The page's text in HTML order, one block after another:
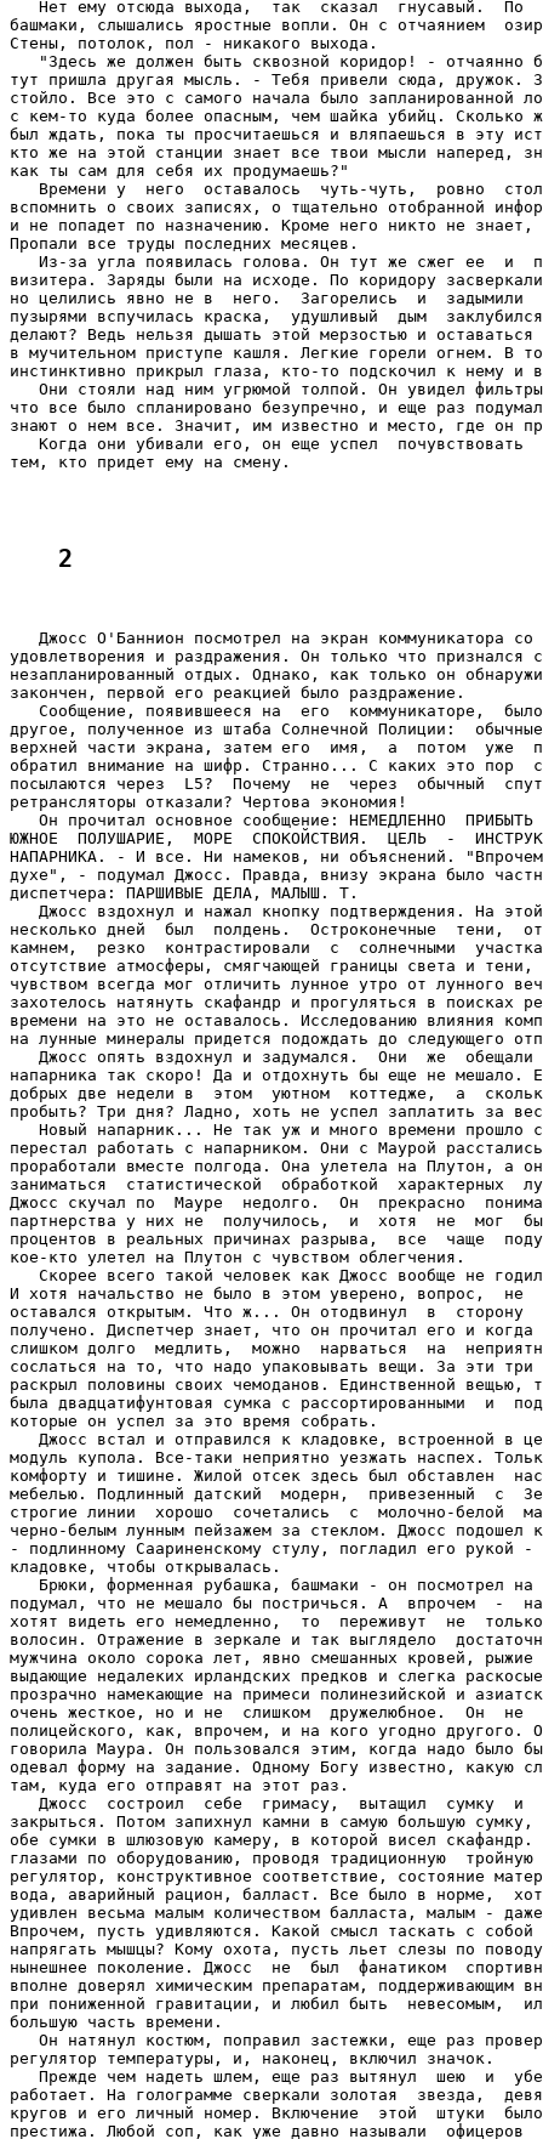
Нет ему отсюда выхода,  так  сказал  гнусавый.  По
башмаки, слышались яростные вопли. Он с отчаянием
Стены, потолок, пол - никакого выхода.
"Здесь же должен быть сквозной коридор! - отчаянно
тут пришла другая мысль. - Тебя привели сюда, дружок.
стойло. Все это с самого начала было запланированной
с кем-то куда более опасным, чем шайка убийц. Сколько
был ждать, пока ты просчитаешься и вляпаешься в эту
кто же на этой станции знает все твои мысли наперед,
как ты сам для себя их продумаешь?"
Времени у  него  оставалось  чуть-чуть,  ровно
вспомнить о своих записях, о тщательно отобранной
и не попадет по назначению. Кроме него никто не
Пропали все труды последних месяцев.
Из-за угла появилась голова. Он тут же сжег ее  и
визитера. Заряды были на исходе. По коридору
но целились явно не в  него.  Загорелись  и  задымили
пузырями вспучилась краска,  удушливый  дым
делают? Ведь нельзя дышать этой мерзостью и
в мучительном приступе кашля. Легкие горели огнем. В
инстинктивно прикрыл глаза, кто-то подскочил к нему и
Они стояли над ним угрюмой толпой. Он увидел
что все было спланировано безупречно, и еще раз
знают о нем все. Значит, им известно и место, где он
Когда они убивали его, он еще успел  почувствовать
тем, кто придет ему на смену.
2
Джосс О'Баннион посмотрел на экран коммуникатора со
удовлетворения и раздражения. Он только что признался
незапланированный отдых. Однако, как только он
закончен, первой его реакцией было раздражение.
Сообщение, появившееся на  его  коммуникаторе,
другое, полученное из штаба Солнечной Полиции:
верхней части экрана, затем его  имя,  а  потом  уже
обратил внимание на шифр. Странно... С каких это пор
посылаются через  L5?  Почему  не  через  обычный
ретрансляторы отказали? Чертова экономия!
Он прочитал основное сообщение: НЕМЕДЛЕННО  ПРИБЫТЬ
ЮЖНОЕ  ПОЛУШАРИЕ,  МОРЕ  СПОКОЙСТВИЯ.  ЦЕЛЬ  -
НАПАРНИКА. - И все. Ни намеков, ни объяснений.
духе", - подумал Джосс. Правда, внизу экрана было
диспетчера: ПАРШИВЫЕ ДЕЛА, МАЛЫШ. Т.
Джосс вздохнул и нажал кнопку подтверждения. На
несколько дней  был  полдень.  Остроконечные  тени,
камнем,  резко  контрастировали  с  солнечными
отсутствие атмосферы, смягчающей границы света и
чувством всегда мог отличить лунное утро от лунного
захотелось натянуть скафандр и прогуляться в поисках
времени на это не оставалось. Исследованию влияния
на лунные минералы придется подождать до следующего
Джосс опять вздохнул и задумался.  Они  же  обещали
напарника так скоро! Да и отдохнуть бы еще не мешало.
добрых две недели в  этом  уютном  коттедже,  а
пробыть? Три дня? Ладно, хоть не успел заплатить за
Новый напарник... Не так уж и много времени прошло
перестал работать с напарником. Они с Маурой
проработали вместе полгода. Она улетела на Плутон, а
заниматься  статистической  обработкой  характерных
Джосс скучал по  Мауре  недолго.  Он  прекрасно
партнерства у них не  получилось,  и  хотя  не  мог
процентов в реальных причинах разрыва,  все  чаще
кое-кто улетел на Плутон с чувством облегчения.
Скорее всего такой человек как Джосс вообще не
И хотя начальство не было в этом уверено, вопрос,  не
оставался открытым. Что ж... Он отодвинул  в  сторону
получено. Диспетчер знает, что он прочитал его и
слишком долго  медлить,  можно  нарваться  на
сослаться на то, что надо упаковывать вещи. За эти
раскрыл половины своих чемоданов. Единственной вещью,
была двадцатифунтовая сумка с рассортированными  и
которые он успел за это время собрать.
Джосс встал и отправился к кладовке, встроенной в
модуль купола. Все-таки неприятно уезжать наспех.
комфорту и тишине. Жилой отсек здесь был обставлен
мебелью. Подлинный датский  модерн,  привезенный  с
строгие линии  хорошо  сочетались  с  молочно-белой
черно-белым лунным пейзажем за стеклом. Джосс подошел
- подлинному Саариненскому стулу, погладил его рукой
кладовке, чтобы открывалась.
Брюки, форменная рубашка, башмаки - он посмотрел на
подумал, что не мешало бы постричься. А  впрочем  -
хотят видеть его немедленно,  то  переживут  не
волосин. Отражение в зеркале и так выглядело
мужчина около сорока лет, явно смешанных кровей,
выдающие недалеких ирландских предков и слегка
прозрачно намекающие на примеси полинезийской и
очень жесткое, но и не  слишком  дружелюбное.  Он  не
полицейского, как, впрочем, и на кого угодно другого.
говорила Маура. Он пользовался этим, когда надо было
одевал форму на задание. Одному Богу известно, какую
там, куда его отправят на этот раз.
Джосс  состроил  себе  гримасу,  вытащил  сумку  и
закрыться. Потом запихнул камни в самую большую
обе сумки в шлюзовую камеру, в которой висел скафандр.
глазами по оборудованию, проводя традиционную
регулятор, конструктивное соответствие, состояние
вода, аварийный рацион, балласт. Все было в норме,
удивлен весьма малым количеством балласта, малым -
Впрочем, пусть удивляются. Какой смысл таскать с
напрягать мышцы? Кому охота, пусть льет слезы по
нынешнее поколение. Джосс  не  был  фанатиком
вполне доверял химическим препаратам, поддерживающим
при пониженной гравитации, и любил быть  невесомым,
большую часть времени.
Он натянул костюм, поправил застежки, еще раз
регулятор температуры, и, наконец, включил значок.
Прежде чем надеть шлем, еще раз вытянул  шею  и
работает. На голограмме сверкали золотая  звезда,
кругов и его личный номер. Включение  этой  штуки
престижа. Любой соп, как уже давно называли  офицеров